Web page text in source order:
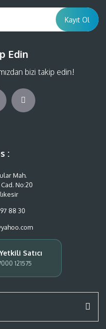
Kayıt Ol
Edin
bizi takip edin!
:
Mah.
No:20
88 30
Satıcı
121575